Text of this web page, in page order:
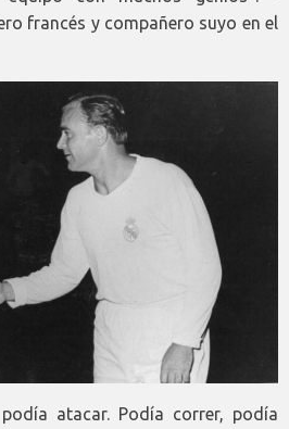
francés y compañero suyo en el
atacar. Podía correr, podía